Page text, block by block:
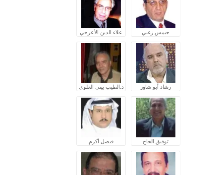
جيمس زغبي علاء الدين الأعرجي
رشاد أبو شاور د.الطيب بيتي العلوي
توفيق الحاج فيصل أكرم